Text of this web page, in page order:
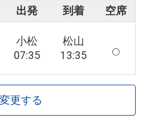
出発 到着 空席
小松
07:35
松山
13:35
更する